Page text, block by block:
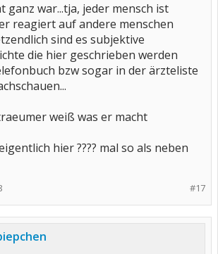
ganz war...tja, jeder mensch ist
reagiert auf andere menschen
sind es subjektive
die hier geschrieben werden
bzw sogar in der ärzteliste
weiß was er macht
hier ???? mal so als neben
#17